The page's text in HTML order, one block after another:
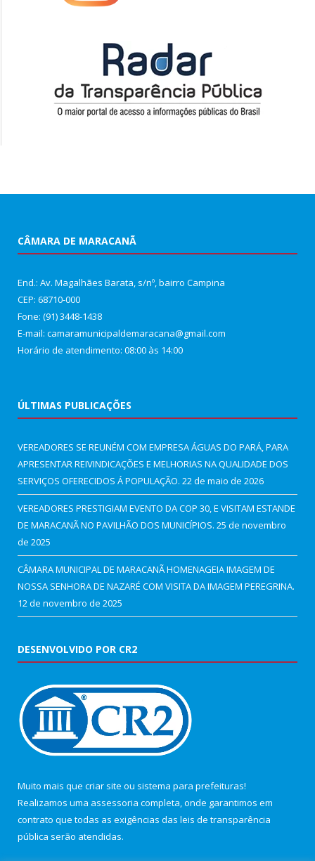
CÂMARA DE MARACANÃ
End.: Av. Magalhães Barata, s/nº, bairro Campina
CEP: 68710-000
Fone: (91) 3448-1438
E-mail: camaramunicipaldemaracana@gmail.com
Horário de atendimento: 08:00 às 14:00
ÚLTIMAS PUBLICAÇÕES
VEREADORES SE REUNÉM COM EMPRESA ÁGUAS DO PARÁ, PARA
APRESENTAR REIVINDICAÇÕES E MELHORIAS NA QUALIDADE DOS
SERVIÇOS OFERECIDOS Á POPULAÇÃO. 22 de maio de 2026
VEREADORES PRESTIGIAM EVENTO DA COP 30, E VISITAM ESTANDE
DE MARACANÃ NO PAVILHÃO DOS MUNICÍPIOS. 25 de novembro
de 2025
CÂMARA MUNICIPAL DE MARACANÃ HOMENAGEIA IMAGEM DE
NOSSA SENHORA DE NAZARÉ COM VISITA DA IMAGEM PEREGRINA.
12 de novembro de 2025
DESENVOLVIDO POR CR2
Muito mais que criar site ou sistema para prefeituras!
Realizamos uma assessoria completa, onde garantimos em
contrato que todas as exigências das leis de transparência
pública serão atendidas.